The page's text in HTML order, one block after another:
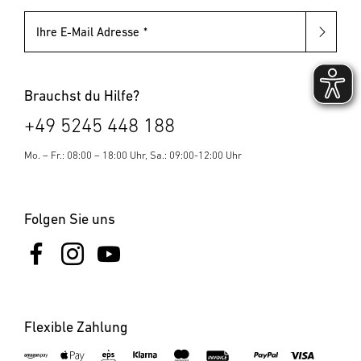
Ihre E-Mail Adresse
Brauchst du Hilfe?
+49 5245 448 188
Mo. – Fr.: 08:00 – 18:00 Uhr, Sa.: 09:00-12:00 Uhr
Folgen Sie uns
Flexible Zahlung